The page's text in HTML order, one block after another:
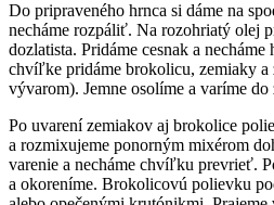
Do pripraveného hrnca si dáme na
necháme rozpáliť. Na rozohriatý olej
dozlatista. Pridáme cesnak a
chvíľke pridáme brokolicu, zemiaky a
vývarom). Jemne osolíme a varíme do
Po uvarení zemiakov aj brokolice
a rozmixujeme ponorným mixérom
varenie a necháme chvíľku prevrieť.
a okoreníme. Brokolicovú polievku